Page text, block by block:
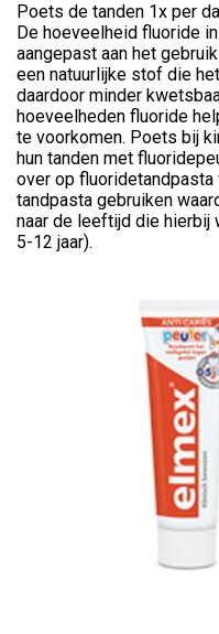
Poets de tanden 1x per
De hoeveelheid fluoride
aangepast aan het
een natuurlijke stof die
daardoor minder
hoeveelheden fluoride
te voorkomen. Poets bij
hun tanden met
over op
tandpasta gebruiken
naar de leeftijd die hierbij
5-12 jaar).